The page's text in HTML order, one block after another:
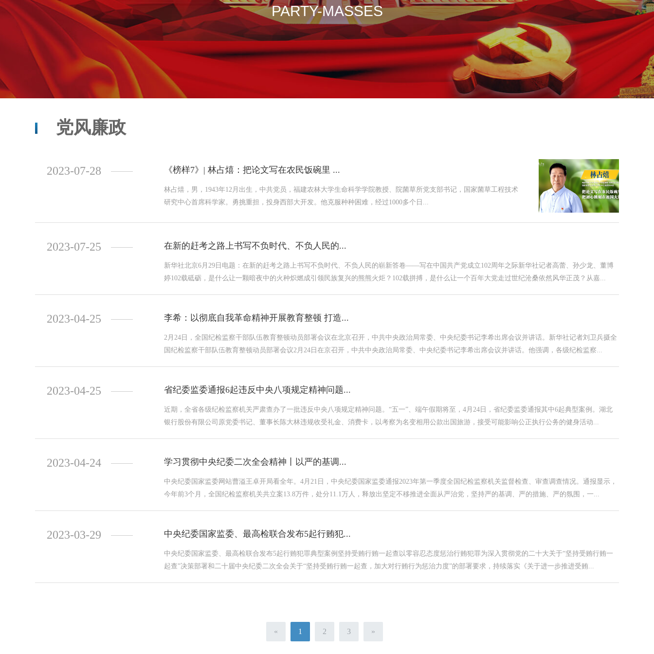
PARTY-MASSES
党风廉政
2023-07-28 《榜样7》| 林占熺：把论文写在农民饭碗里 ...
林占熺，男，1943年12月出生，中共党员，福建农林大学生命科学学院教授、院菌草所党支部书记，国家菌草工程技术
研究中心首席科学家。勇挑重担，投身西部大开发。他克服种种困难，经过1000多个日...
2023-07-25 在新的赶考之路上书写不负时代、不负人民的...
新华社北京6月29日电题：在新的赶考之路上书写不负时代、不负人民的崭新答卷——写在中国共产党成立102周年之际新华社记者高蕾、孙少龙、董博
婷102载砥砺，是什么让一颗暗夜中的火种炽燃成引领民族复兴的熊熊火炬？102载拼搏，是什么让一个百年大党走过世纪沧桑依然风华正茂？从嘉...
2023-04-25 李希：以彻底自我革命精神开展教育整顿 打造...
2月24日，全国纪检监察干部队伍教育整顿动员部署会议在北京召开，中共中央政治局常委、中央纪委书记李希出席会议并讲话。新华社记者刘卫兵摄全
国纪检监察干部队伍教育整顿动员部署会议2月24日在京召开，中共中央政治局常委、中央纪委书记李希出席会议并讲话。他强调，各级纪检监察...
2023-04-25 省纪委监委通报6起违反中央八项规定精神问题...
近期，全省各级纪检监察机关严肃查办了一批违反中央八项规定精神问题。“五一”、端午假期将至，4月24日，省纪委监委通报其中6起典型案例。湖北
银行股份有限公司原党委书记、董事长陈大林违规收受礼金、消费卡，以考察为名变相用公款出国旅游，接受可能影响公正执行公务的健身活动...
2023-04-24 学习贯彻中央纪委二次全会精神丨以严的基调...
中央纪委国家监委网站曹溢王卓开局看全年。4月21日，中央纪委国家监委通报2023年第一季度全国纪检监察机关监督检查、审查调查情况。通报显示，
今年前3个月，全国纪检监察机关共立案13.8万件，处分11.1万人，释放出坚定不移推进全面从严治党，坚持严的基调、严的措施、严的氛围，一...
2023-03-29 中央纪委国家监委、最高检联合发布5起行贿犯...
中央纪委国家监委、最高检联合发布5起行贿犯罪典型案例坚持受贿行贿一起查以零容忍态度惩治行贿犯罪为深入贯彻党的二十大关于“坚持受贿行贿一
起查”决策部署和二十届中央纪委二次全会关于“坚持受贿行贿一起查，加大对行贿行为惩治力度”的部署要求，持续落实《关于进一步推进受贿...
« 1 2 3 »